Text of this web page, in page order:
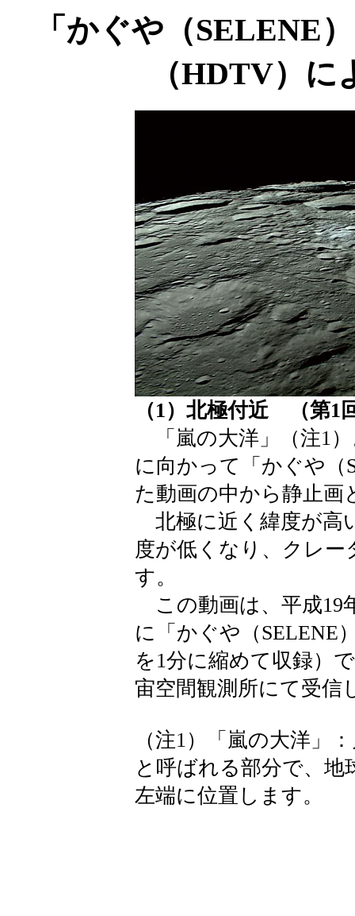
「かぐや（SELENE
（HDTV）
（1）北極付近 （第1
「嵐の大洋」（注1
に向かって「かぐや（
た動画の中から静止
北極に近く緯度が高
度が低くなり、クレ
す。
この動画は、平成19
に「かぐや（SELENE
を1分に縮めて収録）
宙空間観測所にて受信
（注1）「嵐の大洋」
と呼ばれる部分で、
左端に位置します。